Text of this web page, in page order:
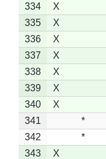
334
X
335
X
336
X
337
X
338
X
339
X
340
X
341
*
342
*
343
X